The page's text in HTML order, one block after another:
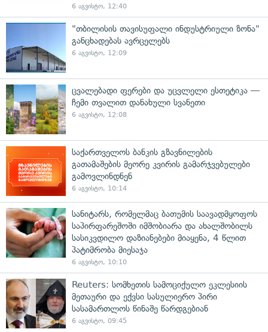
6 აგვისტო, 12:40
"თბილისის თავისუფალი ინდუსტრიული ზონა"
განცხადებას ავრცელებს
6 აგვისტო, 12:09
ცვალებადი ფერები და უცვლელი ესთეტიკა —
ჩემი თვალით დანახული სვანეთი
6 აგვისტო, 12:08
საქართველოს ბანკის გზავნილების
გათამაშების მეორე კვირის გამარჯვებულები
გამოვლინდნენ
6 აგვისტო, 10:14
სანიტარს, რომელმაც ბათუმის საავადმყოფოს
საპირფარეშოში იმშობიარა და ახალშობილს
სასიკვდილო დაზიანებები მიაყენა, 4 წლით
პატიმრობა მიესაჯა
6 აგვისტო, 10:10
Reuters: სომხეთის სამოციქულო ეკლესიის
მეთაური და ექვსი სასულიერო პირი
სასამართლოს წინაშე წარდგებიან
6 აგვისტო, 09:45